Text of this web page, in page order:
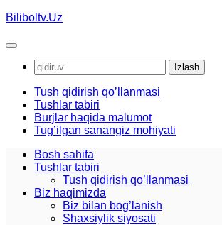
Skip
content
Biliboltv.Uz
Qidirshish:
Tush qidirish qo’llanmasi
Tushlar tabiri
Burjlar haqida malumot
Tug’ilgan sanangiz mohiyati
Bosh sahifa
Tushlar tabiri
Tush qidirish qo’llanmasi
Biz haqimizda
Biz bilan bog’lanish
Shaxsiylik siyosati